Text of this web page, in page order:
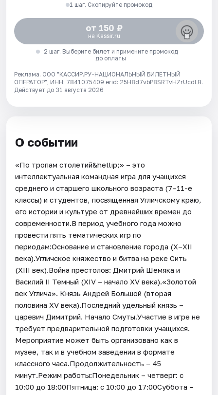
1 шаг. Скопируйте промокод
от 150 ₽
на Kassir.ru
2 шаг. Выберите билет и примените промокод
до оплаты
Реклама. ООО "КАССИР.РУ-НАЦИОНАЛЬНЫЙ БИЛЕТНЫЙ
ОПЕРАТОР", ИНН: 7841075409 erid: 25H8d7vbP8SRTvHZrUcdLB.
Действует до 31 августа 2026
О событии
«По тропам столетий&hellip;» – это
интеллектуальная командная игра для учащихся
среднего и старшего школьного возраста (7–11-е
классы) и студентов, посвященная Угличскому краю,
его истории и культуре от древнейших времен до
современности.В период учебного года можно
провести пять тематических игр по
периодам:Основание и становление города (X–XII
века).Угличское княжество и битва на реке Сить
(XIII век).Война престолов: Дмитрий Шемяка и
Василий II Темный (XIV – начало XV века).«Золотой
век Углича». Князь Андрей Большой (вторая
половина XV века).Последний удельный князь –
царевич Димитрий. Начало Смуты.Участие в игре не
требует предварительной подготовки учащихся.
Мероприятие может быть организовано как в
музее, так и в учебном заведении в формате
классного часа.Продолжительность – 45
минут.Режим работы:Понедельник – четверг: с
10:00 до 18:00Пятница: с 10:00 до 17:00Суббота –